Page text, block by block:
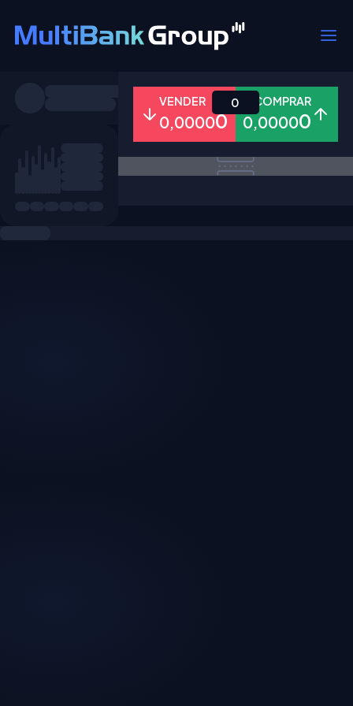
Todos Forex Metais Ações
VENDER
0,00000
COMPRAR
0,00000
0